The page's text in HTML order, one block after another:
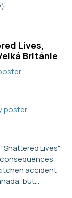
Lives,
Británie
poster
Lives"
accident
but...